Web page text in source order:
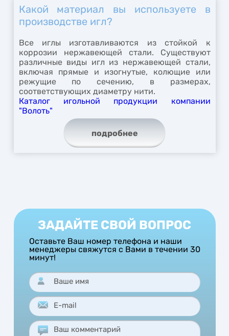
Какой материал вы используете в
производстве игл?
Все иглы изготавливаются из стойкой к
коррозии нержавеющей стали. Существуют
различные виды игл из нержавеющей стали,
включая прямые и изогнутые, колющие или
режущие по сечению, в размерах,
соответствующих диаметру нити.
Каталог игольной продукции компании
"Волоть"
подробнее
ЗАДАЙТЕ СВОЙ ВОПРОС
Оставьте Ваш номер телефона и наши
менеджеры свяжутся с Вами в течении 30
минут!